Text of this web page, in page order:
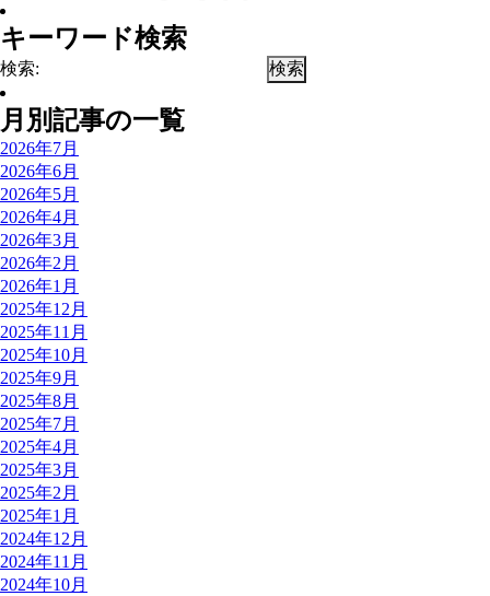
キーワード検索
検索:
月別記事の一覧
2026年7月
2026年6月
2026年5月
2026年4月
2026年3月
2026年2月
2026年1月
2025年12月
2025年11月
2025年10月
2025年9月
2025年8月
2025年7月
2025年4月
2025年3月
2025年2月
2025年1月
2024年12月
2024年11月
2024年10月